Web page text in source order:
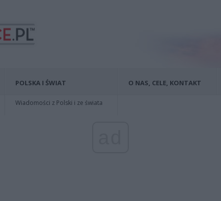
POLSKA I ŚWIAT
Wiadomości z Polski i ze świata
O NAS, CELE, KONTAKT